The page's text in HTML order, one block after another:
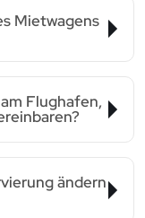
Mietwagens
Flughafen,
ändern